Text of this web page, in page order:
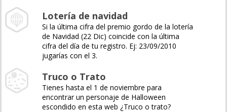
Lotería de navidad
Si la última cifra del premio gordo de la lotería
de Navidad (22 Dic) coincide con la última
cifra del día de tu registro. Ej: 23/09/2010
jugarías con el 3.
Truco o Trato
Tienes hasta el 1 de noviembre para
encontrar un personaje de Halloween
escondido en esta web ¿Truco o trato?